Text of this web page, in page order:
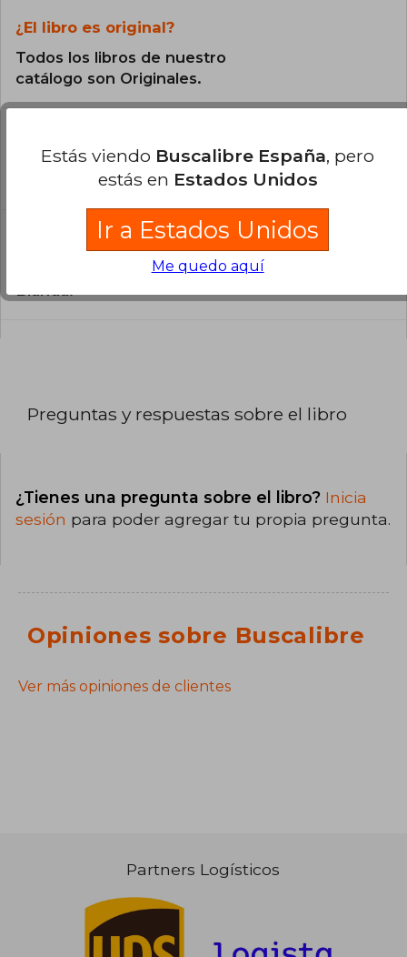
¿El libro es original?
Todos los libros de nuestro
catálogo son Originales.
libro?
El libro está escrito en Español.
¿Cuál es la encuadernación de este libro?
La encuadernación de esta edición es Tapa
Blanda.
Preguntas y respuestas sobre el libro
¿Tienes una pregunta sobre el libro? Inicia
sesión para poder agregar tu propia pregunta.
Opiniones sobre Buscalibre
Ver más opiniones de clientes
Partners Logísticos
Estás viendo Buscalibre España, pero
estás en Estados Unidos
Ir a Estados Unidos
Me quedo aquí